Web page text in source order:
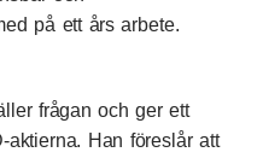
på ett års arbete.
frågan och ger ett
Han föreslår att